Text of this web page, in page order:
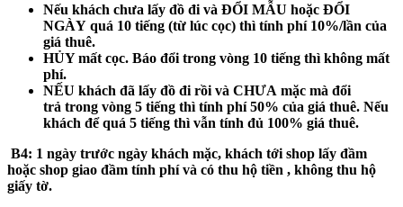
Nếu khách chưa lấy đồ đi và ĐỔI MẪU hoặc ĐỔI
NGÀY quá 10 tiếng (từ lúc cọc) thì tính phí 10%/lần của
giá thuê.
HỦY mất cọc. Báo đổi trong vòng 10 tiếng thì không mất
phí.
NẾU khách đã lấy đồ đi rồi và CHƯA mặc mà đổi
trả trong vòng 5 tiếng thì tính phí 50% của giá thuê. Nếu
khách đểquá 5 tiếng thì vẫn tính đủ 100% giá thuê.
B4: 1 ngày trước ngày khách mặc, khách tới shop lấy đầm
hoặc shop giao đầm tính phí và có thu hộ tiền , không thu hộ
giấy tờ.